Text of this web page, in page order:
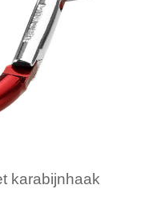
karabijnhaak